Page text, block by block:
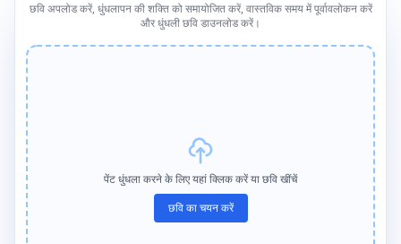
छवि अपलोड करें, धुंधलापन की शक्ति को समायोजित करें, वास्तविक समय में पूर्वावलोकन करें
और धुंधली छवि डाउनलोड करें।
पेंट धुंधला करने के लिए यहां क्लिक करें या छवि खींचें
छवि का चयन करें